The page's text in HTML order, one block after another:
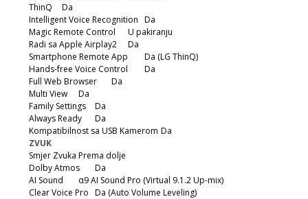
ThinQ
Da
Intelligent Voice Recognition Da
Magic Remote Control
U pakiranju
Radi sa Apple Airplay2
Da
Smartphone Remote App
Da (LG ThinQ)
Hands-free Voice Control
Da
Full Web Browser
Da
Multi View
Da
Family Settings
Da
Always Ready
Da
Kompatibilnost sa USB Kamerom Da
ZVUK
Smjer Zvuka Prema dolje
Dolby Atmos
Da
AI Sound
α9 AI Sound Pro (Virtual 9.1.2 Up-mix)
Clear Voice Pro Da (Auto Volume Leveling)